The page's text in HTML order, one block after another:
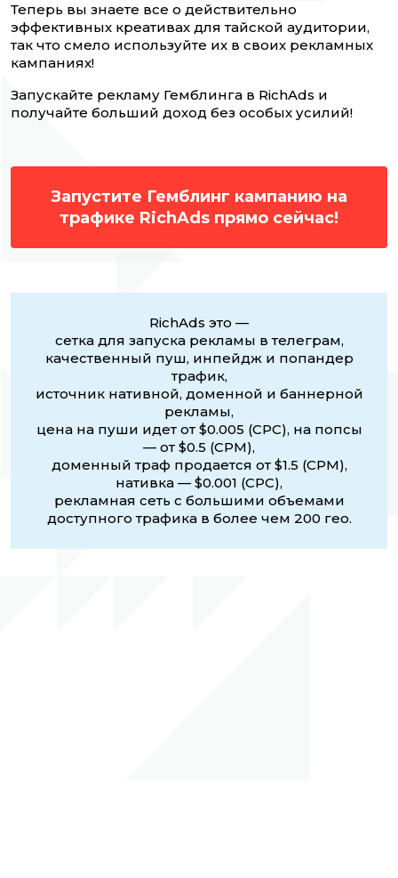
Теперь вы знаете все о действительно
эффективных креативах для тайской аудитории,
так что смело используйте их в своих рекламных
кампаниях!
Запускайте рекламу Гемблинга в RichAds и
получайте больший доход без особых усилий!
Запустите Гемблинг кампанию на
трафике RichAds прямо сейчас!
RichAds это —
сетка для запуска рекламы в телеграм,
качественный пуш, инпейдж и попандер
трафик,
источник нативной, доменной и баннерной
рекламы,
цена на пуши идет от $0.005 (CPC), на попсы
— от $0.5 (CPM),
доменный траф продается от $1.5 (CPM),
нативка — $0.001 (CPC),
рекламная сеть с большими объемами
доступного трафика в более чем 200 гео.